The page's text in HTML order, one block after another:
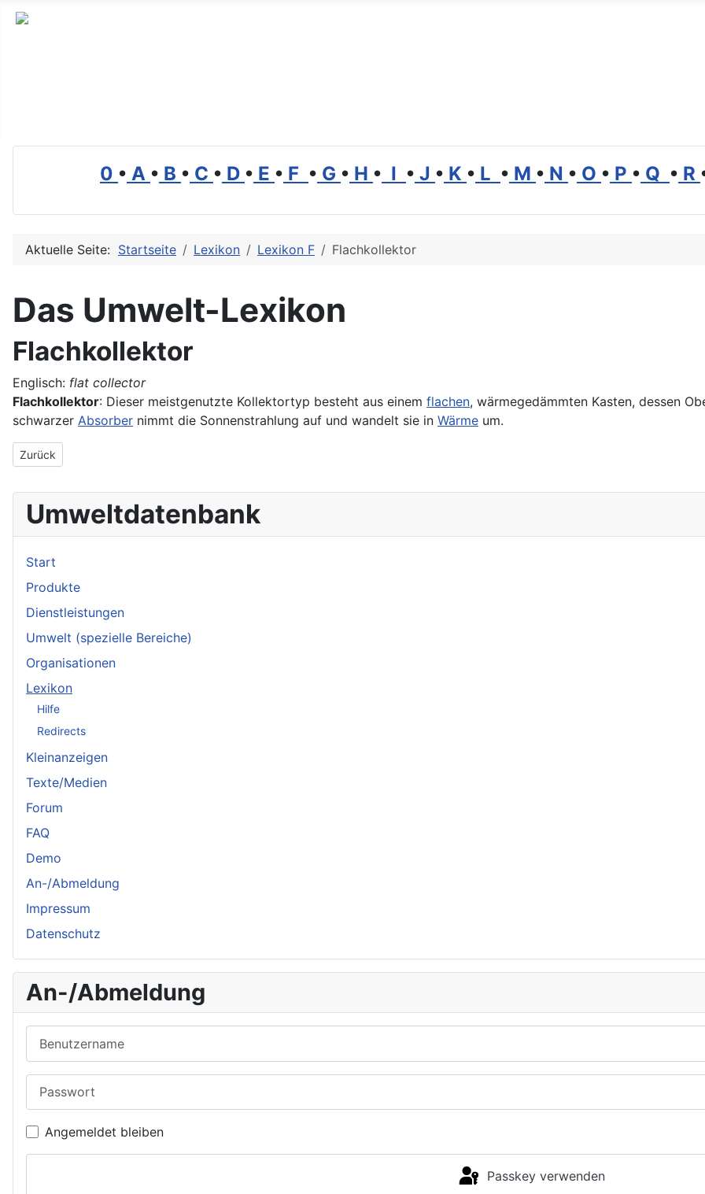
0 • A • B • C • D • E • F • G • H • I • J • K • L • M • N • O • P • Q • R
Aktuelle Seite: Startseite Lexikon Lexikon F Flachkollektor
Das Umwelt-Lexikon
Flachkollektor
Englisch: flat collector
Flachkollektor: Dieser meistgenutzte Kollektortyp besteht aus einem flachen, wärmegedämmten Kasten, dessen
schwarzer Absorber nimmt die Sonnenstrahlung auf und wandelt sie in Wärme um.
Vorheriger Beitrag: Flachglas
Zurück
Umweltdatenbank
Start
Produkte
Dienstleistungen
Umwelt (spezielle Bereiche)
Organisationen
Lexikon
Hilfe
Redirects
Kleinanzeigen
Texte/Medien
Forum
FAQ
Demo
An-/Abmeldung
Impressum
Datenschutz
An-/Abmeldung
Angemeldet bleiben
Passkey verwenden